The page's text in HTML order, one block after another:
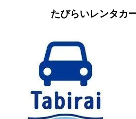
たびらいレンタカ